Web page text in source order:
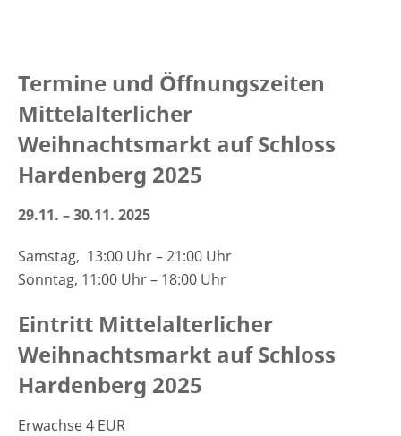
Termine und Öffnungszeiten
Mittelalterlicher
Weihnachtsmarkt auf Schloss
Hardenberg 2025
29.11. – 30.11. 2025
Samstag, 13:00 Uhr – 21:00 Uhr
Sonntag, 11:00 Uhr – 18:00 Uhr
Eintritt Mittelalterlicher
Weihnachtsmarkt auf Schloss
Hardenberg 2025
Erwachse 4 EUR